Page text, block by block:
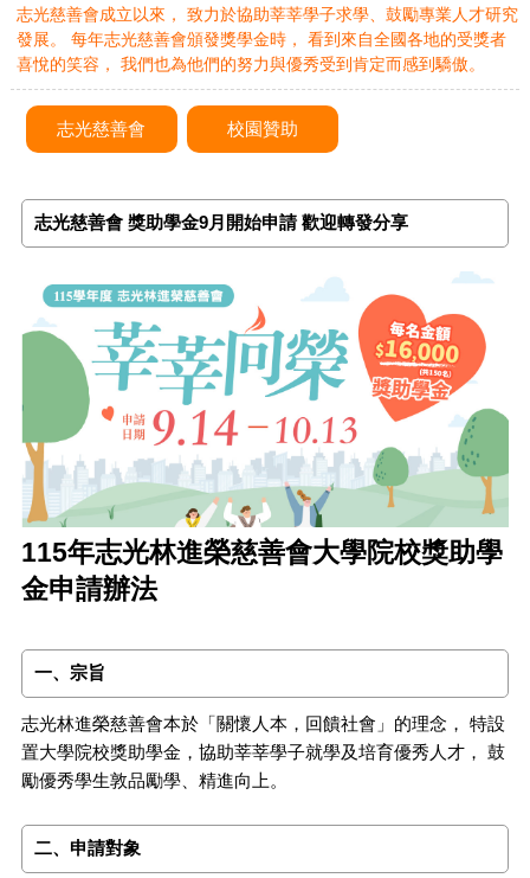
志光慈善會成立以來， 致力於協助莘莘學子求學、鼓勵專業人才研究
發展。 每年志光慈善會頒發獎學金時， 看到來自全國各地的受獎者
喜悅的笑容， 我們也為他們的努力與優秀受到肯定而感到驕傲。
志光慈善會 校園贊助
志光慈善會 獎助學金9月開始申請 歡迎轉發分享
115年志光林進榮慈善會大學院校獎助學
金申請辦法
一、宗旨
志光林進榮慈善會本於「關懷人本，回饋社會」的理念， 特設
置大學院校獎助學金，協助莘莘學子就學及培育優秀人才， 鼓
勵優秀學生敦品勵學、精進向上。
二、申請對象